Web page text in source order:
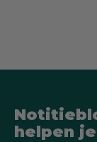
helpen